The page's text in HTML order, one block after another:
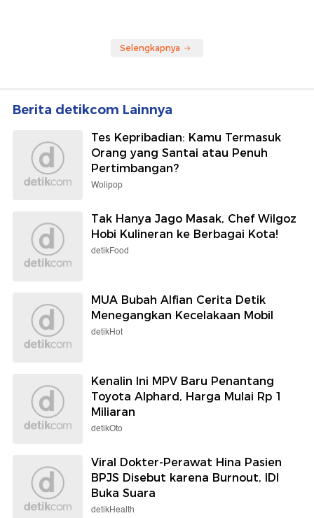
Selengkapnya
Berita detikcom Lainnya
Tes Kepribadian: Kamu Termasuk
Orang yang Santai atau Penuh
Pertimbangan?
Wolipop
Tak Hanya Jago Masak, Chef Wilgoz
Hobi Kulineran ke Berbagai Kota!
detikFood
MUA Bubah Alfian Cerita Detik
Menegangkan Kecelakaan Mobil
detikHot
Kenalin Ini MPV Baru Penantang
Toyota Alphard, Harga Mulai Rp 1
Miliaran
detikOto
Viral Dokter-Perawat Hina Pasien
BPJS Disebut karena Burnout, IDI
Buka Suara
detikHealth